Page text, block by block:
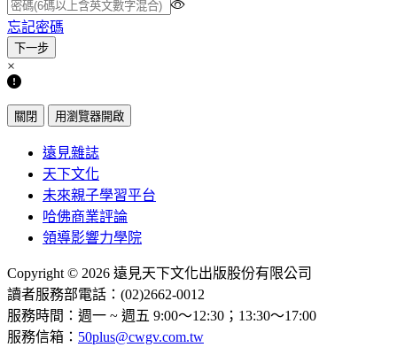
忘記密碼
×
關閉 用瀏覽器開啟
遠見雜誌
天下文化
未來親子學習平台
哈佛商業評論
領導影響力學院
Copyright © 2026 遠見天下文化出版股份有限公司
讀者服務部電話：(02)2662-0012
服務時間：週一 ~ 週五 9:00～12:30；13:30～17:00
服務信箱： 50plus@cwgv.com.tw